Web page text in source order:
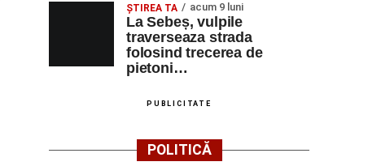
ŞTIREA TA acum 9 luni
La Sebeș, vulpile
traverseaza strada
folosind trecerea de
pietoni…
PUBLICITATE
POLITICĂ